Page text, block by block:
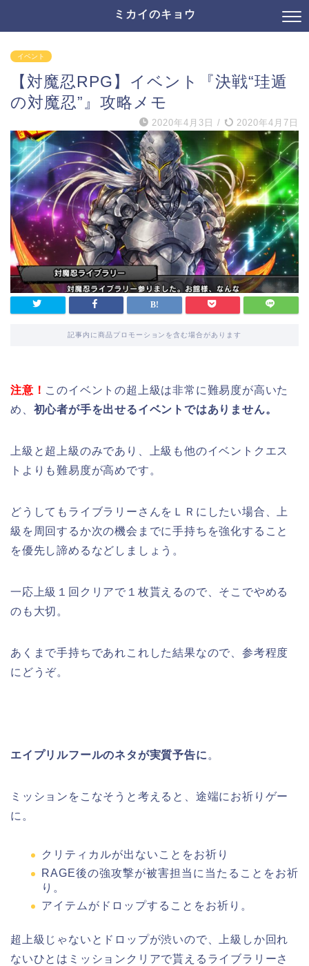
ミカイのキョウ
イベント
【対魔忍RPG】イベント『決戦“珪遁
の対魔忍”』攻略メモ
2020年4月3日 / 2020年4月7日
記事内に商品プロモーションを含む場合があります
注意！ このイベントの超上級は非常に難易度が高いた
め、 初心者が手を出せるイベントではありません。
上級と超上級のみであり、上級も他のイベントクエス
トよりも難易度が高めです。
どうしてもライブラリーさんをＬＲにしたい場合、上
級を周回するか次の機会までに手持ちを強化すること
を優先し諦めるなどしましょう。
一応上級１回クリアで１枚貰えるので、そこでやめる
のも大切。
あくまで手持ちであれこれした結果なので、参考程度
にどうぞ。
エイプリルフールのネタが実質予告に 。
ミッションをこなそうと考えると、途端にお祈りゲー
に。
クリティカルが出ないことをお祈り
RAGE後の強攻撃が被害担当に当たることをお祈
り。
アイテムがドロップすることをお祈り。
超上級じゃないとドロップが渋いので、上級しか回れ
ないひとはミッションクリアで貰えるライブラリーさ